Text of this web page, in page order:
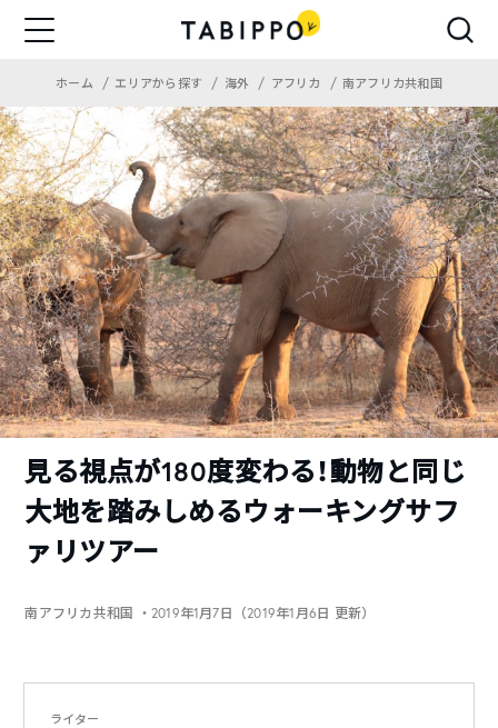
ホーム エリアから探す 海外 アフリカ 南アフリカ共和国
見る視点が180度変わる！動物と同じ
大地を踏みしめるウォーキングサフ
ァリツアー
南アフリカ共和国 ・2019年1月7日（2019年1月6日 更新）
ライター